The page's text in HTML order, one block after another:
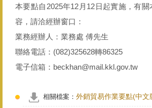
本要點自2025年12月12日起實施，有
容，請洽經辦窗口：
業務經辦人：業務處 傅先生
聯絡電話：(082)325628轉86325
電子信箱：beckhan@mail.kkl.gov.tw
相關檔案： 外銷貿易作業要點(中文